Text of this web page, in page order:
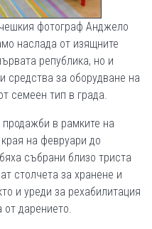
фотограф Анджело
наслада от изящните
република, но и
за оборудване на
семеен тип в града.
в рамките на
на февруари до
събрани близо триста
столчета за хранене и
и уреди за рехабилитация
дарението.